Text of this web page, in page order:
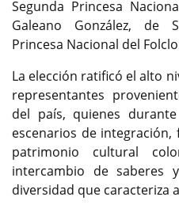
Segunda Princesa
Galeano González, de
Princesa Nacional del
La elección ratificó el alto
representantes
del país, quienes
escenarios de
patrimonio cultural
intercambio de saberes
diversidad que caracteriza